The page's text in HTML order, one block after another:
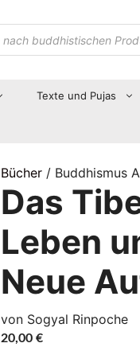
Texte und Pujas
Bücher/ Buddhismus
Das
Leben
Neue
von Sogyal Rinpoche
20,00 €